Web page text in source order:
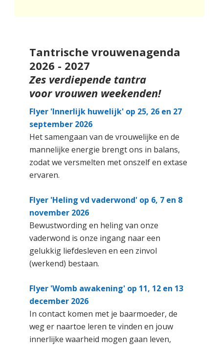
Tantrische vrouwenagenda
2026 - 2027
Zes verdiepende tantra
voor vrouwen weekenden!
Flyer 'Innerlijk huwelijk' op 25, 26 en 27
september 2026
Het samengaan van de vrouwelijke en de
mannelijke energie brengt ons in balans,
zodat we versmelten met onszelf en extase
ervaren.
Flyer 'Heling vd vaderwond' op 6, 7 en 8
november 2026
Bewustwording en heling van onze
vaderwond is onze ingang naar een
gelukkig liefdesleven en een zinvol
(werkend) bestaan.
Flyer 'Womb awakening' op 11, 12 en 13
december 2026
In contact komen met je baarmoeder, de
weg er naartoe leren te vinden en jouw
innerlijke waarheid mogen gaan leven,